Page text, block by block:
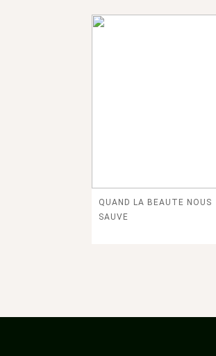
QUAND LA BEAUTE NOUS
SAUVE